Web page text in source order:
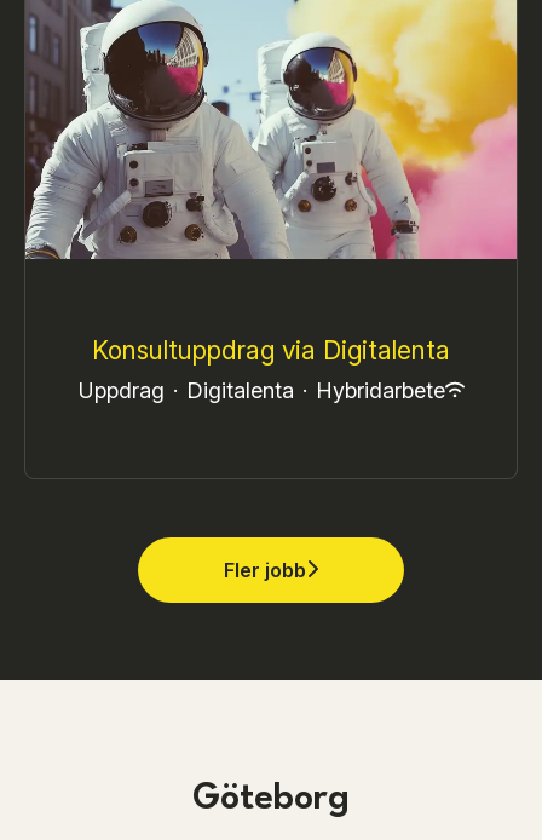
Konsultuppdrag via Digitalenta
Uppdrag · Digitalenta · Hybridarbete
Fler jobb
Göteborg